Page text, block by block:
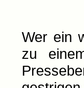
Wer ein
zu